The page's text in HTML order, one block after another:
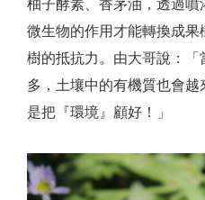
柚子酵素、香茅油，透過
微生物的作用才能轉換成
樹的抵抗力。由大哥說：
多，土壤中的有機質也會
是把『環境』顧好！」